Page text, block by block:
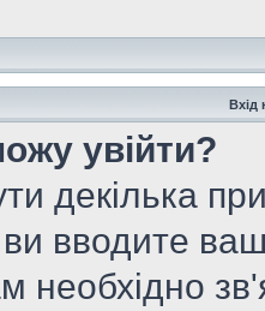
Вхід
увійти?
декілька
вводите
необхідно